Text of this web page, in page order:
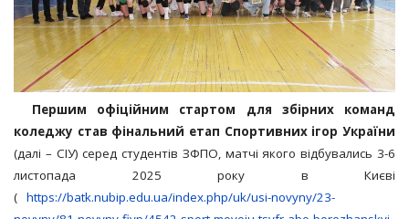
Першим офіційним стартом для збірних команд
коледжу став фінальний етап Спортивних ігор України
(далі – СІУ) серед студентів ЗФПО, матчі якого відбувались 3-6
листопада 2025 року в Києві
( https://batk.nubip.edu.ua/index.php/uk/usi-novyny/23-